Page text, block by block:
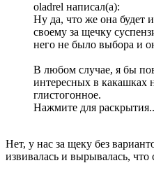
oladrel написал(а):
Ну да, что же она будет
своему за щечку
него не было выбора и
В любом случае, я бы
интересных в какашках
глистогонное.
Нажмите для
Нет, у нас за щеку без
извивалась и вырывалась,